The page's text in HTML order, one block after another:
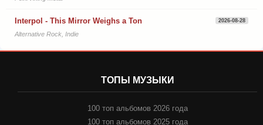
Interpol - This Mirror Weighs a Ton 2026-08-28
Alternative Rock, Indie
ТОПЫ МУЗЫКИ
100 топ альбомов 2026 года
100 топ альбомов 2025 года